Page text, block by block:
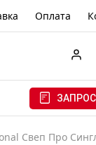
Оплата
Свеп Про